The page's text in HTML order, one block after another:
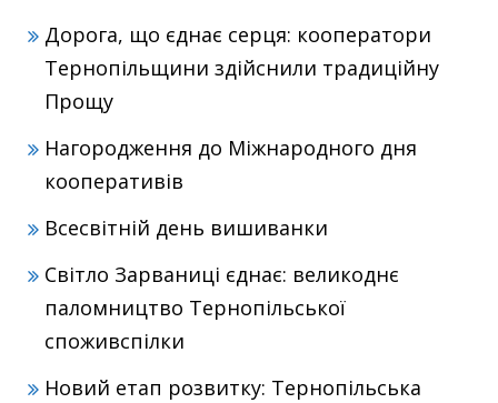
Дорога, що єднає серця: кооператори
Тернопільщини здійснили традиційну
Прощу
Нагородження до Міжнародного дня
кооперативів
Всесвітній день вишиванки
Світло Зарваниці єднає: великоднє
паломництво Тернопільської
споживспілки
Новий етап розвитку: Тернопільська